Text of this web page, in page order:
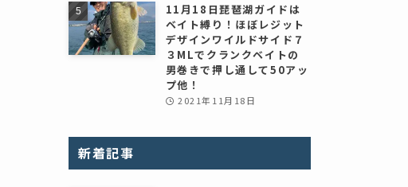
11月18日琵琶湖ガイドは
ベイト縛り！ほぼレジット
デザインワイルドサイド７
３MLでクランクベイトの
男巻きで押し通して50アッ
プ他！
2021年11月18日
新着記事